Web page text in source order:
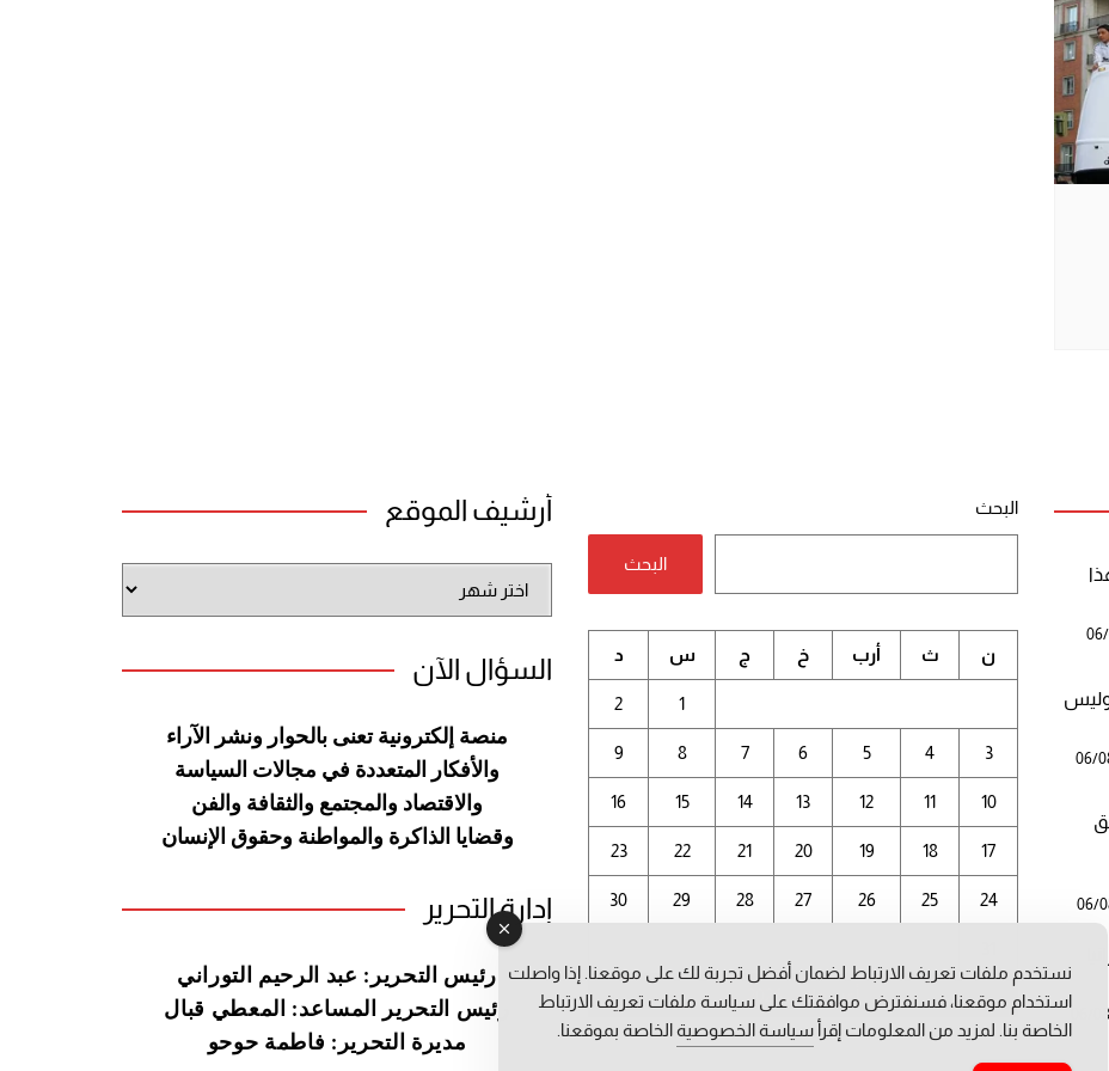
06/
06/
06/
البحث
البحث
أغسطس 2026
ن ث أرب خ ج س د
1
2
3
4
5
6
7
8
9
10
11
12
13
14
15
16
17
18
19
20
21
22
23
24
25
26
27
28
29
30
« يوليو
أرشيف الموقع
الموقع
السؤال الآن
منصة إلكترونية تعنى بالحوار ونشر الآراء
والأفكار المتعددة في مجالات السياسة
والاقتصاد والمجتمع والثقافة والفن
وقضايا الذاكرة والمواطنة وحقوق الإنسان
إدارة التحرير
رئيس التحرير: عبد الرحيم التوراني
رئيس التحرير المساعد: المعطي قبال
مديرة التحرير: فاطمة حوحو
نستخدم ملفات تعريف الارتباط لضمان أفضل تجربة لك على موقعنا. إذا واصلت
استخدام موقعنا، فسنفترض موافقتك على سياسة ملفات تعريف الارتباط
الخاصة بنا. لمزيد من المعلومات إقرأ سياسة الخصوصيةالخاصة بموقعنا.